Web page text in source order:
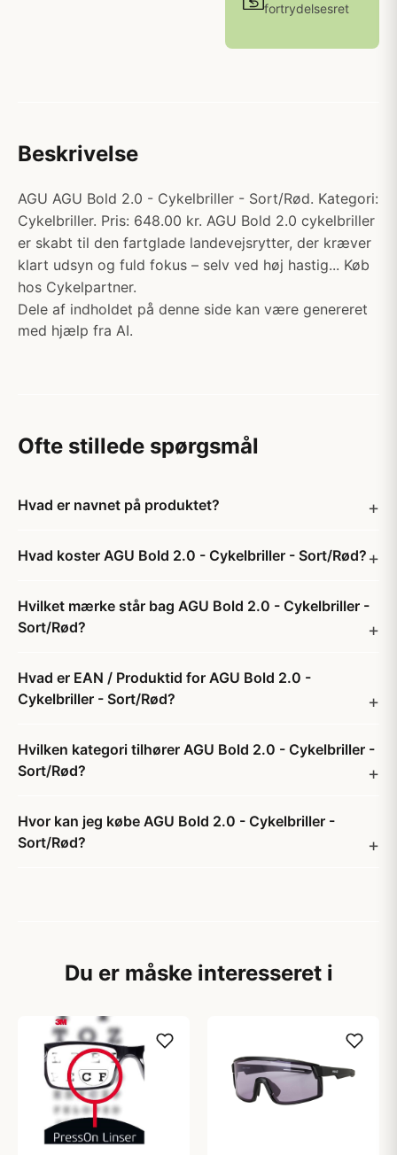
fortrydelsesret
Beskrivelse
AGU AGU Bold 2.0 - Cykelbriller - Sort/Rød. Kategori:
Cykelbriller. Pris: 648.00 kr. AGU Bold 2.0 cykelbriller
er skabt til den fartglade landevejsrytter, der kræver
klart udsyn og fuld fokus – selv ved høj hastig... Køb
hos Cykelpartner.
Dele af indholdet på denne side kan være genereret
med hjælp fra AI.
Ofte stillede spørgsmål
Hvad er navnet på produktet?
Hvad koster AGU Bold 2.0 - Cykelbriller - Sort/Rød?
Hvilket mærke står bag AGU Bold 2.0 - Cykelbriller -
Sort/Rød?
Hvad er EAN / Produktid for AGU Bold 2.0 -
Cykelbriller - Sort/Rød?
Hvilken kategori tilhører AGU Bold 2.0 - Cykelbriller -
Sort/Rød?
Hvor kan jeg købe AGU Bold 2.0 - Cykelbriller -
Sort/Rød?
Du er måske interesseret i